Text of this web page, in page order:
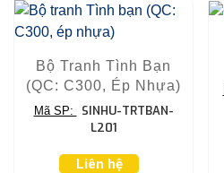
Bộ Tranh Tình Bạn
(QC: C300, Ép Nhựa)
Mã SP:
SINHU-TRTBAN-
L201
Liên hệ